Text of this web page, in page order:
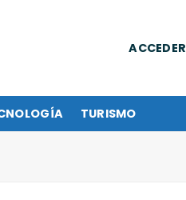
ACCEDER
TURISMO